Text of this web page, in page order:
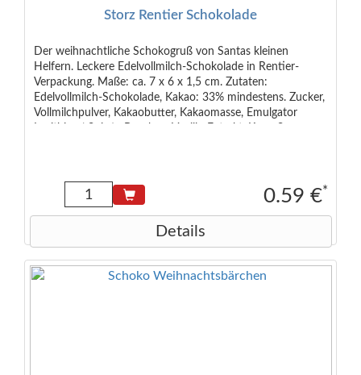
Storz Rentier Schokolade
Der weihnachtliche Schokogruß von Santas kleinen
Helfern. Leckere Edelvollmilch-Schokolade in Rentier-
Verpackung. Maße: ca. 7 x 6 x 1,5 cm. Zutaten:
Edelvollmilch-Schokolade, Kakao: 33% mindestens. Zucker,
Vollmilchpulver, Kakaobutter, Kakaomasse, Emulgator
0.59 €*
Details